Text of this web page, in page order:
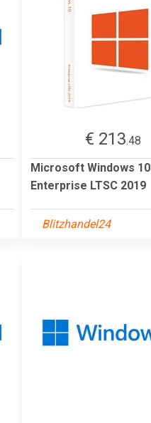
€ 213.48
Microsoft Windows 10
Enterprise LTSC 2019
Blitzhandel24